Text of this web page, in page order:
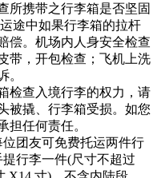
所携带之行李箱是否坚固
途中如果行李箱的拉杆
偿。机场内人身安全检查
带，开包检查；飞机上洗
。
检查入境行李的权力，请
被撬、行李箱受损。如您
担任何责任。
位团友可免费托运两件行
行李一件(尺寸不超过